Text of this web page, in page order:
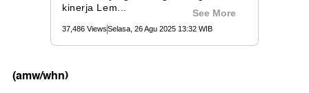
(amw/whn)